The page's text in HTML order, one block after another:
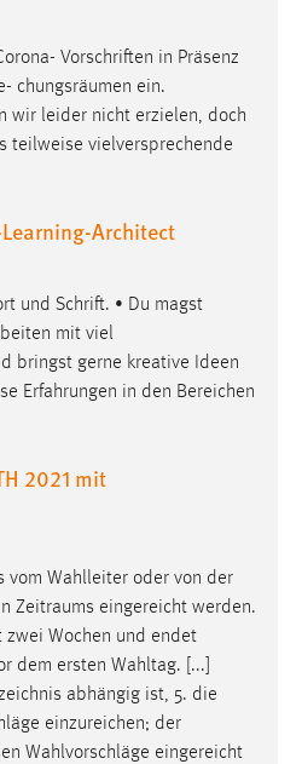
Vorschriften in Präsenz
chungsräumen ein.
wir leider nicht erzielen, doch
teilweise vielversprechende
Architect
und Schrift. • Du magst
mit viel
bringst gerne kreative Ideen
Erfahrungen in den Bereichen
2021 mit
vom Wahlleiter oder von der
Zeitraums eingereicht werden.
zwei Wochen und endet
dem ersten Wahltag. [...]
abhängig ist, 5. die
einzureichen; der
Wahlvorschläge eingereicht